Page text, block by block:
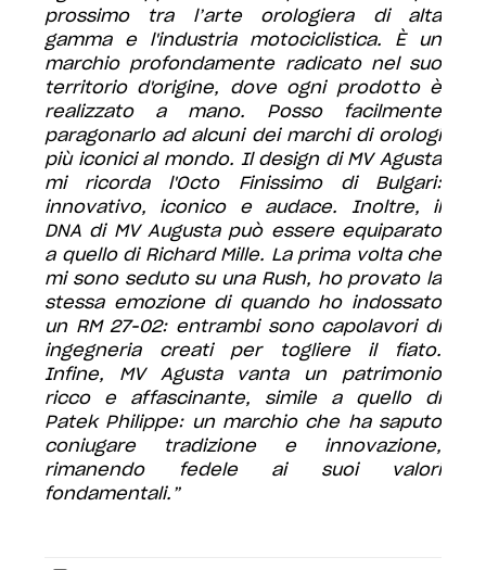
prossimo tra l’arte orologiera di alta
gamma e l'industria motociclistica. È un
marchio profondamente radicato nel suo
territorio d'origine, dove ogni prodotto è
realizzato a mano. Posso facilmente
paragonarlo ad alcuni dei marchi di orologi
più iconici al mondo. Il design di MV Agusta
mi ricorda l'Octo Finissimo di Bulgari:
innovativo, iconico e audace. Inoltre, il
DNA di MV Augusta può essere equiparato
a quello di Richard Mille. La prima volta che
mi sono seduto su una Rush, ho provato la
stessa emozione di quando ho indossato
un RM 27-02: entrambi sono capolavori di
ingegneria creati per togliere il fiato.
Infine, MV Agusta vanta un patrimonio
ricco e affascinante, simile a quello di
Patek Philippe: un marchio che ha saputo
coniugare tradizione e innovazione,
rimanendo fedele ai suoi valori
fondamentali.”